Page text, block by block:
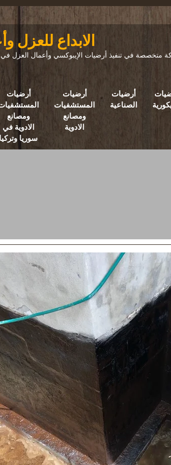
الابداع للعزل
متخصصة في تنفيذ أرضيات الإيبوكسي وأعمال العزل في
أرضيات
الصناعية
أرضيات
المستشفيات
ومصانع
الادوية
أرضيات
ومصانع
الادوية في
سوريا وتركيا